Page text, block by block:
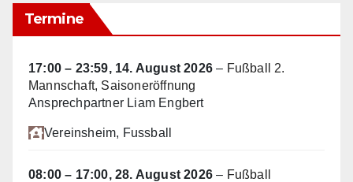
Termine
17:00 – 23:59, 14. August 2026 – Fußball 2.
Mannschaft, Saisoneröffnung
Ansprechpartner Liam Engbert
Vereinsheim, Fussball
08:00 – 17:00,28. August 2026 – Fußball